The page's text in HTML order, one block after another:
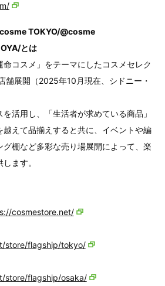
TOKYO/@cosme
とは
命コスメ」をテーマにしたコスメセレク
舗展開（2025年10月現在、シドニー・
活用し、「生活者が求めている商品」
越えて品揃えすると共に、イベントや編
棚など多彩な売り場展開によって、楽
ます。
cosmestore.net/
store/flagship/tokyo/
store/flagship/osaka/